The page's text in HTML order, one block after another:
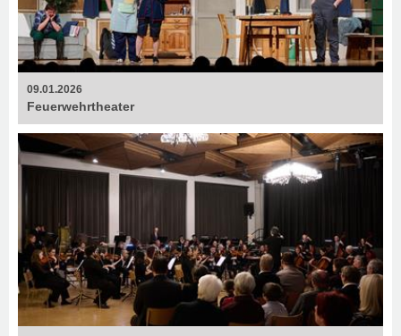
09.01.2026
Feuerweh­rtheater